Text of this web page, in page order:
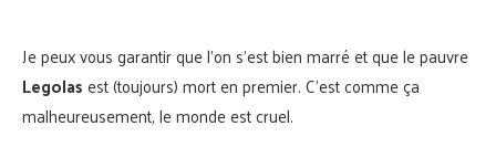
Je peux vous garantir que l’on s’est bien marré et que le pauvre
Legolasest (toujours) mort en premier. C’est comme ça
malheureusement, le monde est cruel.